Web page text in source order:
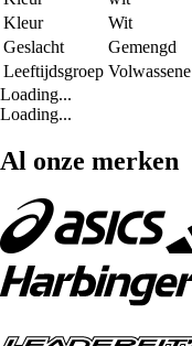
Kleur
Wit
Geslacht
Gemengd
Leeftijdsgroep Volwassene
Loading...
Loading...
Al onze merken